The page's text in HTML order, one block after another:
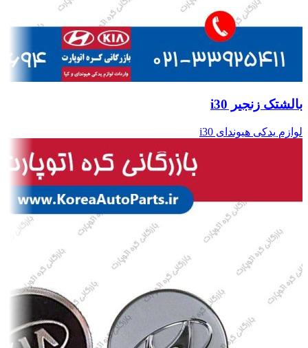
بالشتک زنجیر i30
لوازم یدکی هیوندای i30